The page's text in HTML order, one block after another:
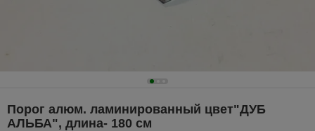
Порог алюм. ламинированный цвет"ДУБ
АЛЬБА", длина- 180 см